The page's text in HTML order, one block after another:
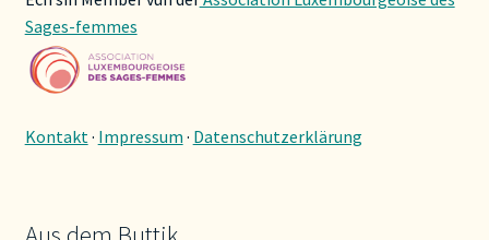
Sages-femmes
Kontakt · Impressum · Datenschutzerklärung